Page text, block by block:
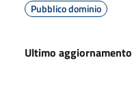
Pubblico dominio
Ultimo aggiornamento